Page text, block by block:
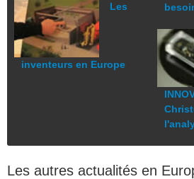
Les
inventeurs en Europe
Les autres actualités en